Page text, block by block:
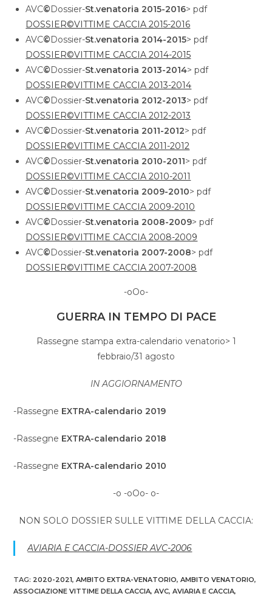
AVC©Dossier-St.venatoria 2015-2016> pdf
DOSSIER©VITTIME CACCIA 2015-2016
AVC©Dossier-St.venatoria 2014-2015> pdf
DOSSIER©VITTIME CACCIA 2014-2015
AVC©Dossier-St.venatoria 2013-2014> pdf
DOSSIER©VITTIME CACCIA 2013-2014
AVC©Dossier-St.venatoria 2012-2013> pdf
DOSSIER©VITTIME CACCIA 2012-2013
AVC©Dossier-St.venatoria 2011-2012> pdf
DOSSIER©VITTIME CACCIA 2011-2012
AVC©Dossier-St.venatoria 2010-2011> pdf
DOSSIER©VITTIME CACCIA 2010-2011
AVC©Dossier-St.venatoria 2009-2010> pdf
DOSSIER©VITTIME CACCIA 2009-2010
AVC©Dossier-St.venatoria 2008-2009> pdf
DOSSIER©VITTIME CACCIA 2008-2009
AVC©Dossier-St.venatoria 2007-2008> pdf
DOSSIER©VITTIME CACCIA 2007-2008
-oOo-
GUERRA IN TEMPO DI PACE
Rassegne stampa extra-calendario venatorio> 1
febbraio/31 agosto
IN AGGIORNAMENTO
-Rassegne EXTRA-calendario 2019
-Rassegne EXTRA-calendario 2018
-Rassegne EXTRA-calendario 2010
-o -oOo- o-
NON SOLO DOSSIER SULLE VITTIME DELLA CACCIA:
AVIARIA E CACCIA-DOSSIER AVC-2006
TAG: 2020-2021, AMBITO EXTRA-VENATORIO, AMBITO VENATORIO,
ASSOCIAZIONE VITTIME DELLA CACCIA, AVC, AVIARIA E CACCIA,